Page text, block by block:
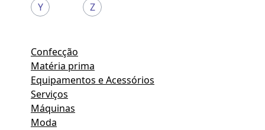
Y
Z
Confecção
Matéria prima
Equipamentos e Acessórios
Serviços
Máquinas
Moda